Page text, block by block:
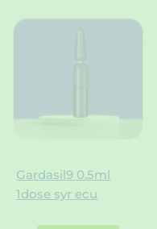
Gardasil9 0.5ml
1dose syr ecu